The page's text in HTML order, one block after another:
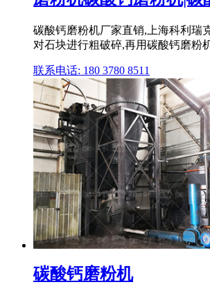
碳酸钙磨粉机厂家直销,上海科利瑞
对石块进行粗破碎,再用碳酸钙磨粉
联系电话: 180 3780 8511
碳酸钙磨粉机